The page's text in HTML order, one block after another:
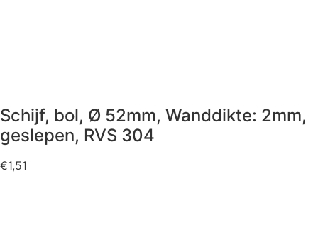
Schijf, bol, Ø 52mm, Wanddikte: 2mm,
geslepen, RVS 304
€1,51